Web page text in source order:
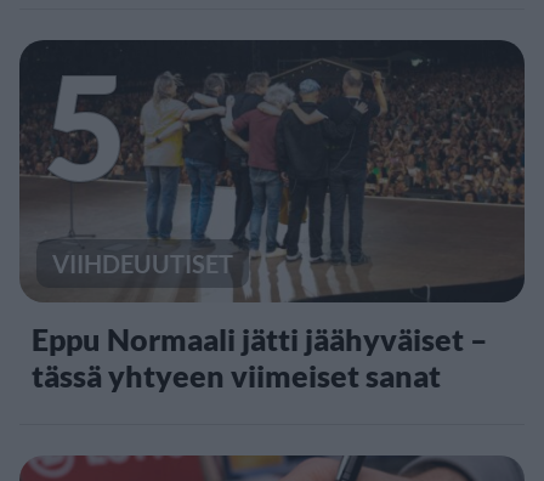
5
VIIHDEUUTISET
Eppu Normaali jätti jäähyväiset –
tässä yhtyeen viimeiset sanat